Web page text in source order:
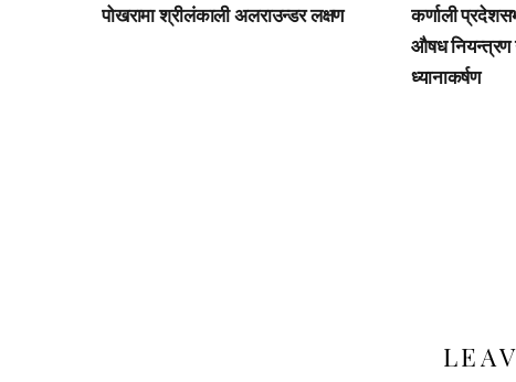
पोखरामा श्रीलंकाली अलराउन्डर लक्षण
कर्णाली
औषध नियन्त्रण
ध्यानाकर्षण